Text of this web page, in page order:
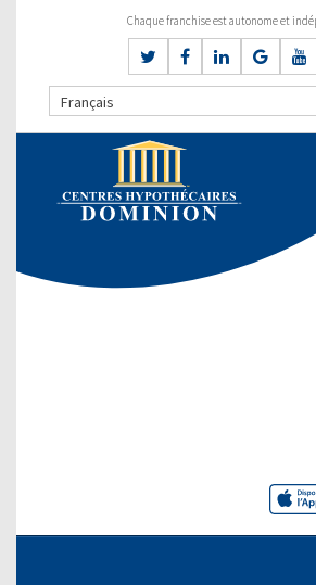
Chaque franchise est autonome et
Français